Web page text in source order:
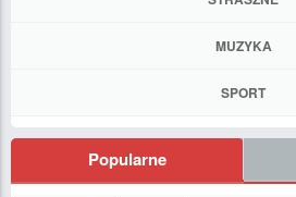
MUZYKA
SPORT
Popularne